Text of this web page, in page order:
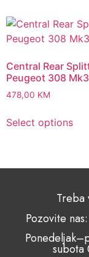
Central Rear
Peugeot 308 Mk3
478,00 KM
Select options
Treba
Pozovite